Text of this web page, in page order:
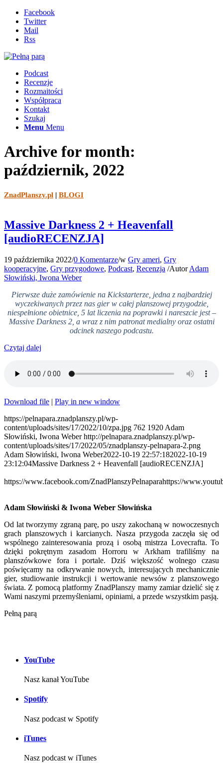
Facebook
Twitter
Mail
Rss
Podcast
Recenzje
Rozmaitości
Współpraca
Kontakt
Szukaj
Menu Menu
Archive for month:
październik, 2022
ZnadPlanszy.pl | BLOGI
Massive Darkness 2 + Heavenfall
[audioRECENZJA]
19 października 2022/0 Komentarze/w Gry ameri, Gry
kooperacyjne, Gry przygodowe, Podcast, Recenzja /AutorAdam
Słowiński, Iwona Weber
Pierwsze duże zamówienie na Kickstarterze, jedna z najbardziej
wyczekiwanych przez nas gier w całej planszowej przygodzie,
niespełnione obietnice, 5 lat liczenia na poprawki i nareszcie jest –
Massive Darkness 2, a wraz z nim patronat medialny oraz ostatni
odcinek naszego podcastu.
Czytaj dalej
Download file | Play in new window
https://pelnapara.znadplanszy.pl/wp-
content/uploads/sites/17/2022/10/zpa.jpg 762 1920 Adam
Słowiński, Iwona Weber http://pelnapara.znadplanszy.pl/wp-
content/uploads/sites/17/2022/05/znadplanszy-pelnapara-2.png
Adam Słowiński, Iwona Weber2022-10-19 22:57:182022-10-19
23:12:04Massive Darkness 2 + Heavenfall [audioRECENZJA]
https://www.facebook.com/ZnadPlanszyPelnaparahttps://
Adam Słowiński & Iwona Weber Słowińska
Od lat tworzymy zgraną parę, po uszy zakochaną w nowoczesnych
grach planszowych i karcianych. Nasza przygoda zaczęła się od
wspólnego zainteresowania prozą i osobą mistrza Lovecrafta. To
dzięki pokrętnym zasadom Horroru w Arkham trafiliśmy na
planszówkowe fora i portale. Dziś większość wolnego czasu
poświęcamy na odkrywanie nowych, interesujących mechanicznie
gier, studiowanie instrukcji i wertowanie newsów z planszowego
świata. Z pomocą platformy ZnadPlanszy mamy zamiar dzielić się z
Wami naszymi przemyśleniami, opiniami, a przede wszystkim pasją.
Pełną parą
YouTube
Nasz kanał YouTube
Spotify
Nasz podcast w Spotify
iTunes
Nasz podcast w iTunes